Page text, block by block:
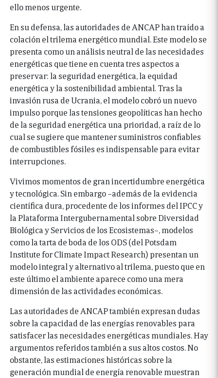
ello menos urgente.
En su defensa, las autoridades de ANCAP han traído a
colación el trilema energético mundial. Este modelo se
presenta como un análisis neutral de las necesidades
energéticas que tiene en cuenta tres aspectos a
preservar: la seguridad energética, la equidad
energética y la sostenibilidad ambiental. Tras la
invasión rusa de Ucrania, el modelo cobró un nuevo
impulso porque las tensiones geopolíticas han hecho
de la seguridad energética una prioridad, a raíz de lo
cual se sugiere que mantener suministros confiables
de combustibles fósiles es indispensable para evitar
interrupciones.
Vivimos momentos de gran incertidumbre energética
y tecnológica. Sin embargo –además de la evidencia
científica dura, procedente de los informes del IPCC y
la Plataforma Intergubernamental sobre Diversidad
Biológica y Servicios de los Ecosistemas–, modelos
como la tarta de boda de los ODS (del Potsdam
Institute for Climate Impact Research) presentan un
modelo integral y alternativo al trilema, puesto que en
este último el ambiente aparece como una mera
dimensión de las actividades económicas.
Las autoridades de ANCAP también expresan dudas
sobre la capacidad de las energías renovables para
satisfacer las necesidades energéticas mundiales. Hay
argumentos referidos también a sus altos costos. No
obstante, las estimaciones históricas sobre la
generación mundial de energía renovable muestran